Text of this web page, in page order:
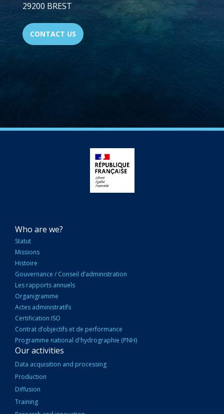
29200 BREST
CONTACT US
NAVIGATION
PRINCIPALE
Who are we?
Statut
Missions
Histoire
Gouvernance / Conseil d’administration
Les rapports annuels
Organigramme
Actes administratifs
Certification ISO
Contrat d’objectifs et de performance
Programme national d'hydrographie (PNH)
Our activities
Data acquisition and processing
Production
Diffusion
Training